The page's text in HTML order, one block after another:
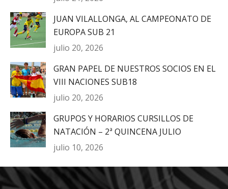
JUAN VILALLONGA, AL CAMPEONATO DE
EUROPA SUB 21
julio 20, 2026
GRAN PAPEL DE NUESTROS SOCIOS EN EL
VIII NACIONES SUB18
julio 20, 2026
GRUPOS Y HORARIOS CURSILLOS DE
NATACIÓN – 2ª QUINCENA JULIO
julio 10, 2026